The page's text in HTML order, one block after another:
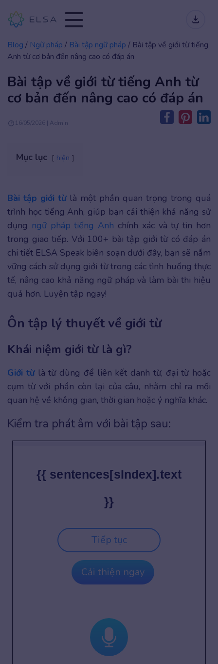
Blog / Ngữ pháp / Bài tập ngữ pháp / Bài tập về giới từ tiếng
Anh từ cơ bản đến nâng cao có đáp án
Bài tập về giới từ tiếng Anh từ
cơ bản đến nâng cao có đáp án
16/05/2026 | Admin
Mục lục hiện
Bài tập giới từlà một phần quan trọng trong quá
trình học tiếng Anh, giúp bạn cải thiện khả năng sử
dụng ngữ pháp tiếng Anh chính xác và tự tin hơn
trong giao tiếp. Với 100+ bài tập giới từ có đáp án
chi tiết ELSA Speak biên soạn dưới đây, bạn sẽ nắm
vững cách sử dụng giới từ trong các tình huống thực
tế, nâng cao khả năng ngữ pháp và làm bài thi hiệu
quả hơn. Luyện tập ngay!
Ôn tập lý thuyết về giới từ
Khái niệm giới từ là gì?
Giới từlà từ dùng để liên kết danh từ, đại từ hoặc
cụm từ với phần còn lại của câu, nhằm chỉ ra mối
quan hệ về không gian, thời gian hoặc ý nghĩa khác.
Kiểm tra phát âm với bài tập sau:
{{ sentences[sIndex].text
}}
Tiếp tục
Cải thiện ngay